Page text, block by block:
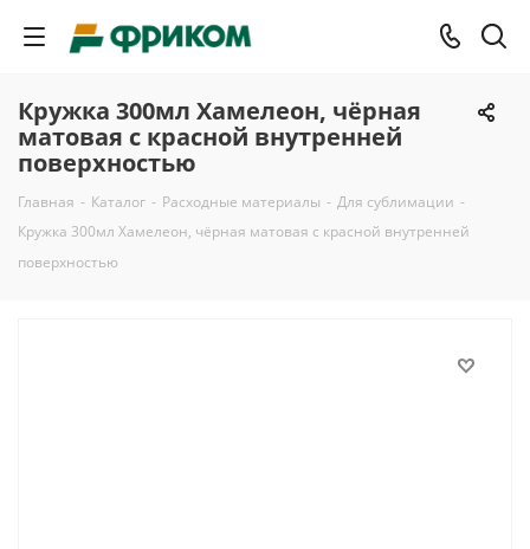
Кружка 300мл Хамелеон, чёрная
матовая с красной внутренней
поверхностью
Главная - Каталог - Расходные материалы - Для сублимации -
Кружка 300мл Хамелеон, чёрная матовая с красной внутренней
поверхностью